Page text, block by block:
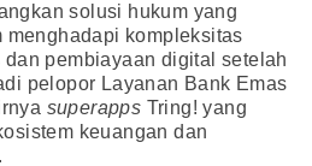
solusi hukum yang
menghadapi kompleksitas
dan pembiayaan digital setelah
pelopor Layanan Bank Emas
superapps Tring! yang
keuangan dan